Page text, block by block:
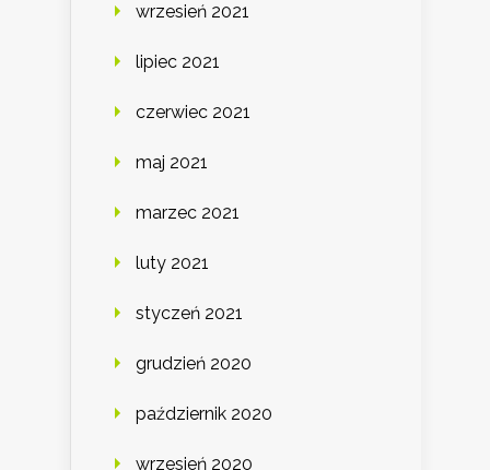
wrzesień 2021
lipiec 2021
czerwiec 2021
maj 2021
marzec 2021
luty 2021
styczeń 2021
grudzień 2020
październik 2020
wrzesień 2020